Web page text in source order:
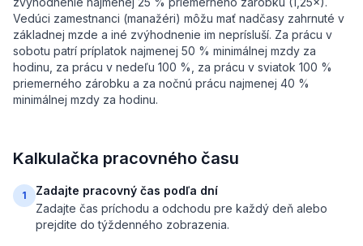
Vedúci zamestnanci (manažéri) môžu mať nadčasy zahrnuté v
základnej mzde a iné zvýhodnenie im neprísluší. Za prácu v
sobotu patrí príplatok najmenej 50 % minimálnej mzdy za
hodinu, za prácu v nedeľu 100 %, za prácu v sviatok 100 %
priemerného zárobku a za nočnú prácu najmenej 40 %
minimálnej mzdy za hodinu.
Kalkulačka pracovného času
1
Zadajte pracovný čas podľa dní
Zadajte čas príchodu a odchodu pre každý deň alebo
prejdite do týždenného zobrazenia.